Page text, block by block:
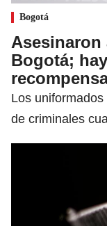
Bogotá
Bogotá;
Los
de criminales